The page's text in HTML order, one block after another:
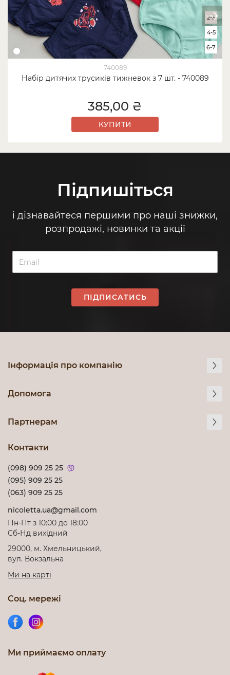
740089
Набір дитячих трусиків тижневок з 7 шт. - 740089
2-3
4-5
6-7
385,00 ₴
КУПИТИ
Підпишіться
і дізнавайтеся першими про наші знижки,
розпродажі, новинки та акції
ПІДПИСАТИСЬ
Інформація про компанію
Допомога
Партнерам
Контакти
(098) 909 25 25
(095) 909 25 25
(063) 909 25 25
nicoletta.ua@gmail.com
Пн-Пт з 10:00 до 18:00
Cб-Нд вихідний
29000, м. Хмельницький,
вул. Вокзальна
Ми на карті
Соц. мережі
Ми приймаємо оплату